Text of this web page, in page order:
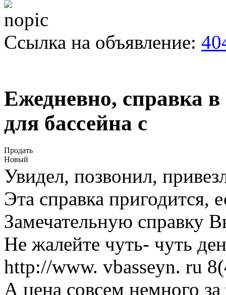
Ссылка на объявление:
Ежедневно, справка
для бассейна с
Продать
Новый
Увидел, позвонил,
Эта справка пригодится,
Замечательную справку
Не жалейте чуть- чуть
http://www. vbasseyn. ru
А цена совсем немного